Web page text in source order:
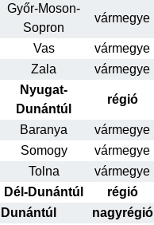
Győr-Moson-
Sopron
vármegye
Vas vármegye
Zala
vármegye
Nyugat-
Dunántúl
régió
Baranya vármegye
Somogy
vármegye
Tolna
vármegye
Dél-Dunántúl
régió
Dunántúl
nagyrégió